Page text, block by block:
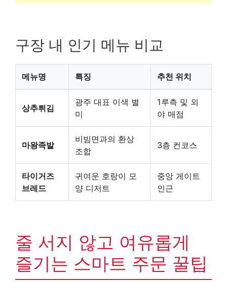
구장 내 인기 메뉴 비교
메뉴명 특징 추천 위치
상추튀김
광주 대표 이색 별
미
1루측 및 외
야 매점
마왕족발
비빔면과의 환상
조합
3층 컨코스
타이거즈
브레드
귀여운 호랑이 모
양 디저트
중앙 게이트
인근
줄 서지 않고 여유롭게
즐기는 스마트 주문 꿀팁